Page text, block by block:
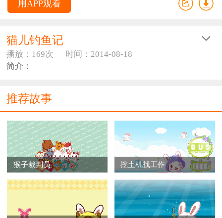
用APP观看
猫儿钓鱼记
播放：169次
时间：2014-08-18
简介：
推荐故事
猴子裁判员 挖土机找工作